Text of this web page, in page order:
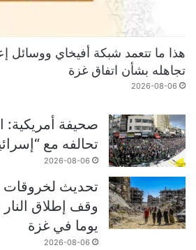
هذا ما تتعمد شبكة أفيخاي ووسائل
تجاهله بشأن اتفاق غزة
2026-08-06
صحيفة أمريكية:
تحالفه مع
2026-08-06
تحديث لخروقات
يوما في غزة
2026-08-06